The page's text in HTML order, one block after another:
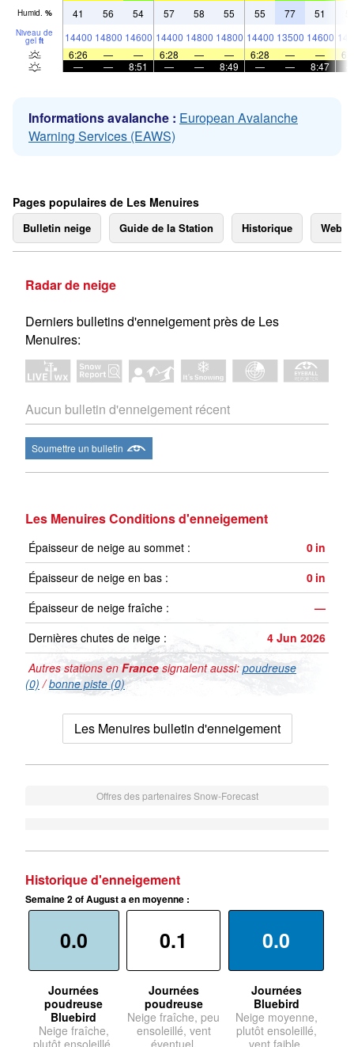
Humid. % 41 56 54 57 58 55 55 77 51
Niveau de
gel ft 14400 14800 14600 14400 14800 14800 14400 13500 14600
6:26
— — 6:28 — — 6:28 — —
—
— 8:51 — — 8:49 — — 8:47
Informations avalanche : European Avalanche
Warning Services (EAWS)
Pages populaires de Les Menuires
Bulletin neige Guide de la Station Historique
Radar de neige
Derniers bulletins d'enneigement près de Les
Menuires:
Aucun bulletin d'enneigement récent
Soumettre un bulletin
Les Menuires Conditions d'enneigement
Épaisseur de neige au sommet : 0 in
Épaisseur de neige en bas :
0 in
Épaisseur de neige fraîche :
—
Dernières chutes de neige :
4 Jun 2026
Autres stations en Francesignalent aussi: poudreuse
(0) /bonne piste (0)
Les Menuires bulletin d'enneigement
Offres des partenaires Snow-Forecast
Historique d'enneigement
Semaine 2 of August a en moyenne :
0.0
Journées
poudreuse
Bluebird
Neige fraîche,
0.1
Journées
poudreuse
Neige fraîche, peu
ensoleillé, vent
0.0
Journées
Bluebird
Neige moyenne,
plutôt ensoleillé,